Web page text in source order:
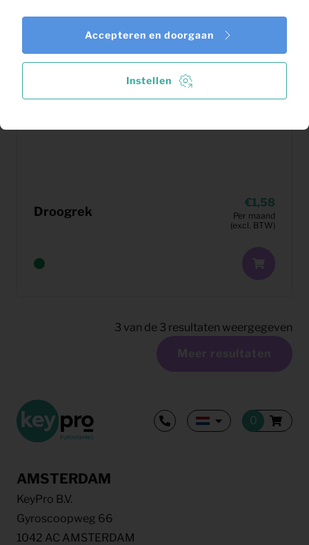
Droogrek
1,58
Per maand
(excl. BTW)
3 van de 3 resultaten weergegeven
Meer resultaten
AMSTERDAM
KeyPro B.V.
Gyroscoopweg 66
1042 AC AMSTERDAM
Instellen
Accepteren en doorgaan